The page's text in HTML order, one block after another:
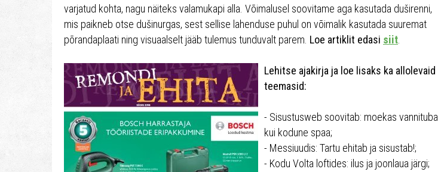
varjatud kohta, nagu näiteks valamukapi alla. Võimalusel soovitame aga kasutada duširenni,
mis paikneb otse dušinurgas, sest sellise lahenduse puhul on võimalik kasutada suuremat
põrandaplaati ning visuaalselt jääb tulemus tunduvalt parem. Loe artiklit edasi siit
Lehitse ajakirja ja loe lisaks ka allolevaid
teemasid:
- Sisustusweb soovitab: moekas vannituba
kui kodune spaa;
- Messiuudis: Tartu ehitab ja sisustab!;
- Kodu Volta loftides: ilus ja joonlaua järgi;